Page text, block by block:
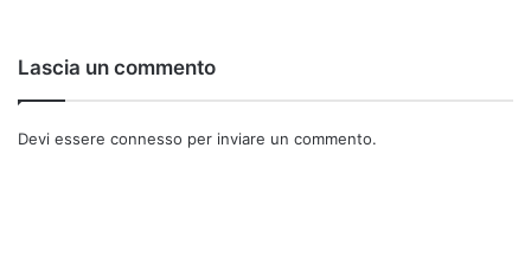
Lascia un commento
Devi essere connesso per inviare un commento.